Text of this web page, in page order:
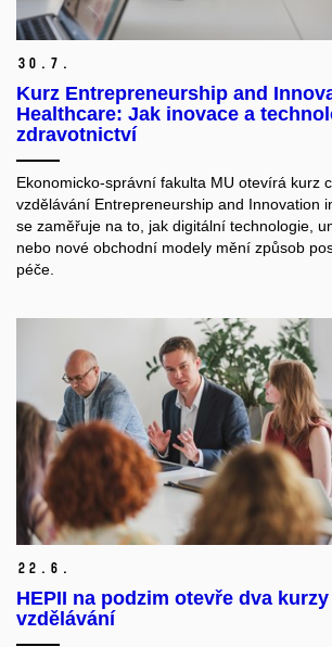
30. 7.
Kurz Entrepreneurship and
Healthcare: Jak inovace a
zdravotnictví
Ekonomicko-správní fakulta MU otevírá kurz
vzdělávání Entrepreneurship and Innovation
se zaměřuje na to, jak digitální technologie,
nebo nové obchodní modely mění způsob
péče.
22. 6.
HEPII na podzim otevře dva
vzdělávání